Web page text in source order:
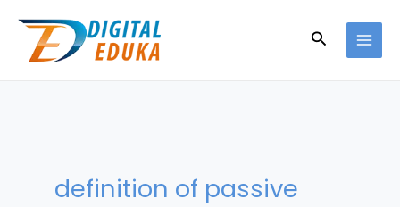
content
Search
definition of passive